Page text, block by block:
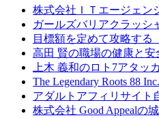
株式会社ＩＴエージェン
ガールズバリアクラッシ
目標額を定めて攻略する
高田 賢の職場の健康と
上木 義和のロト7アタッ
The Legendary Roots 88
アダルトアフィリサイト
株式会社 Good Appealの